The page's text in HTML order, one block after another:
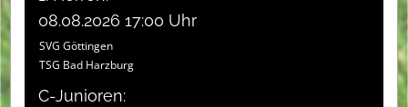
08.08.2026 17:00 Uhr
SVG Göttingen
TSG Bad Harzburg
C-Junioren: